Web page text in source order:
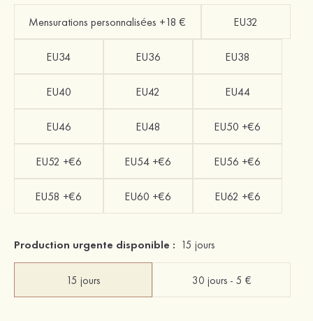
Mensurations personnalisées +18 € EU32
EU34 EU36 EU38
EU40 EU42 EU44
EU46 EU48 EU50 +€6
EU52 +€6 EU54 +€6 EU56 +€6
EU58 +€6 EU60 +€6 EU62 +€6
Production urgente disponible : 15 jours
15 jours 30 jours - 5 €